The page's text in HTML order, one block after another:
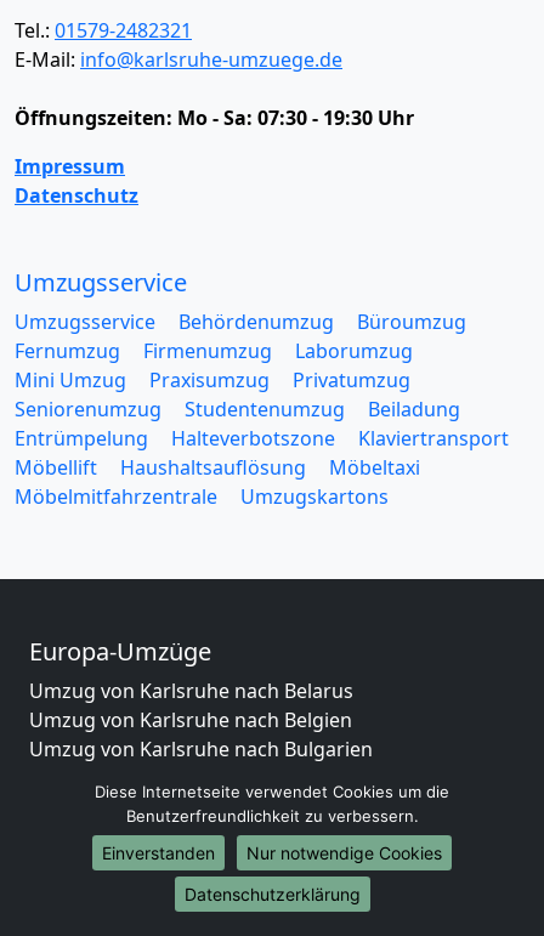
Tel.: 01579-2482321
E-Mail: info@karlsruhe-umzuege.de
Öffnungszeiten: Mo - Sa: 07:30 - 19:30 Uhr
Impressum
Datenschutz
Umzugsservice
Umzugsservice Behördenumzug
Büroumzug
Fernumzug
Firmenumzug
Laborumzug
Mini Umzug
Praxisumzug
Privatumzug
Seniorenumzug
Studentenumzug
Beiladung
Entrümpelung
Halteverbotszone
Klaviertransport
Möbellift
Haushaltsauflösung
Möbeltaxi
Möbelmitfahrzentrale
Umzugskartons
Europa-Umzüge
Umzug von Karlsruhe nach Belarus
Umzug von Karlsruhe nach Belgien
Umzug von Karlsruhe nach Bulgarien
Umzug von Karlsruhe nach England
Umzug von Karlsruhe nach Portugal
Umzug von Karlsruhe nach Bosnien
und Herzegowina
Diese Internetseite verwendet Cookies um die
Benutzerfreundlichkeit zu verbessern.
Einverstanden
Nur notwendige Cookies
Datenschutzerklärung